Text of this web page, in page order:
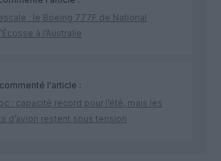
: le Boeing 777F de National
à l’Australie
l'article :
: capacité record pour l’été, mais les
d’avion restent sous tension